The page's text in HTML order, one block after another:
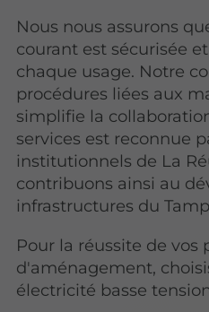
Nous nous assurons
courant est sécurisée
chaque usage. Notre
procédures liées aux
simplifie la
services est reconnue
institutionnels de La
contribuons ainsi au
infrastructures du
Pour la réussite de vos
d'aménagement,
électricité basse